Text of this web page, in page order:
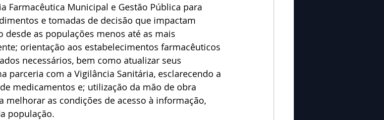
Farmacêutica Municipal e Gestão Pública para
e tomadas de decisão que impactam
as populações menos até as mais
orientação aos estabelecimentos farmacêuticos
necessários, bem como atualizar seus
parceria com a Vigilância Sanitária, esclarecendo a
medicamentos e; utilização da mão de obra
melhorar as condições de acesso à informação,
população.